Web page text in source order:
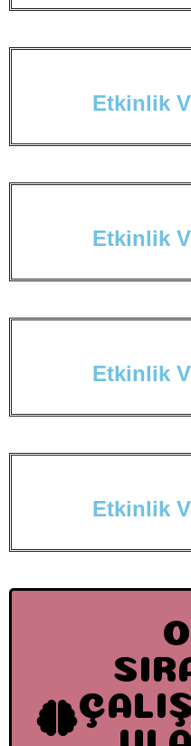
Etkinlik V
Etkinlik V
Etkinlik V
Etkinlik V